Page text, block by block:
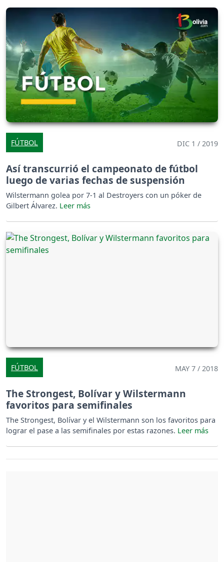
FÚTBOL DIC 1 / 2019
Así transcurrió el campeonato de fútbol
luego de varias fechas de suspensión
Wilstermann golea por 7-1 al Destroyers con un póker de
Gilbert Álvarez.
FÚTBOL MAY 7 / 2018
The Strongest, Bolívar y Wilstermann
favoritos para semifinales
The Strongest, Bolívar y el Wilstermann son los favoritos para
lograr el pase a las semifinales por estas razones.